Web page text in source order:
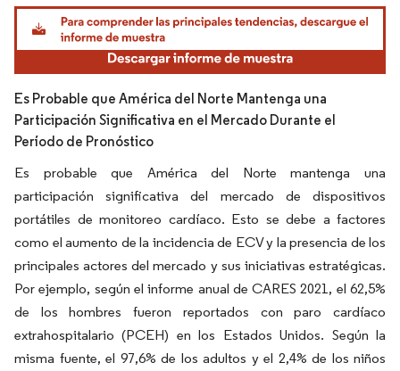
Imagen © Mordor Intelligence. El uso requiere atribución según CC BY 4.0.
Es Probable que América del Norte Mantenga una
Participación Significativa en el Mercado Durante el
Período de Pronóstico
Es probable que América del Norte mantenga una
participación significativa del mercado de dispositivos
portátiles de monitoreo cardíaco. Esto se debe a factores
como el aumento de la incidencia de ECV y la presencia de los
principales actores del mercado y sus iniciativas estratégicas.
Por ejemplo, según el informe anual de CARES 2021, el 62,5%
de los hombres fueron reportados con paro cardíaco
extrahospitalario (PCEH) en los Estados Unidos. Según la
misma fuente, el 97,6% de los adultos y el 2,4% de los niños